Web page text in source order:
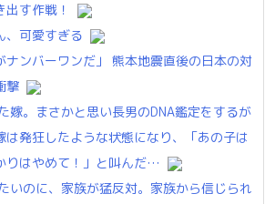
す作戦！
、可愛すぎる
ナンバーワンだ」 熊本地震直後の日本の対
撃
嫁。まさかと思い長男のDNA鑑定をするが
は発狂したような状態になり、「あの子は
りはやめて！」と叫んだ…
いのに、家族が猛反対。家族から信じられ